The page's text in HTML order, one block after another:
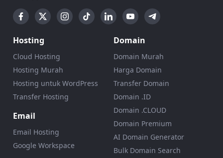
Hosting
Cloud Hosting
Hosting Murah
Hosting untuk WordPress
Transfer Hosting
Email
Email Hosting
Google Workspace
Domain
Domain Murah
Harga Domain
Transfer Domain
Domain .ID
Domain .CLOUD
Domain Premium
AI Domain Generator
Bulk Domain Search